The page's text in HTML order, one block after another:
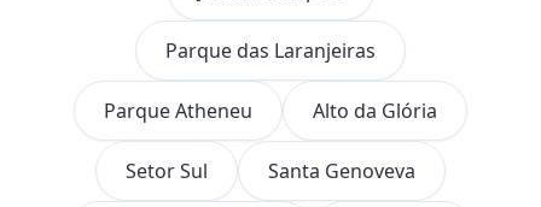
Parque das Laranjeiras
Parque Atheneu Alto da Glória
Setor Sul Santa Genoveva